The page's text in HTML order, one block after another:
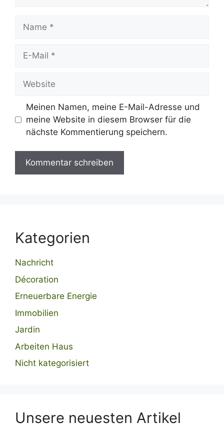
Mail
Meinen Namen, meine E-Mail-Adresse und
meine Website in diesem Browser für die
nächste Kommentierung speichern.
Kategorien
Nachricht
Décoration
Erneuerbare Energie
Immobilien
Jardin
Arbeiten Haus
Nicht kategorisiert
Unsere neuesten Artikel